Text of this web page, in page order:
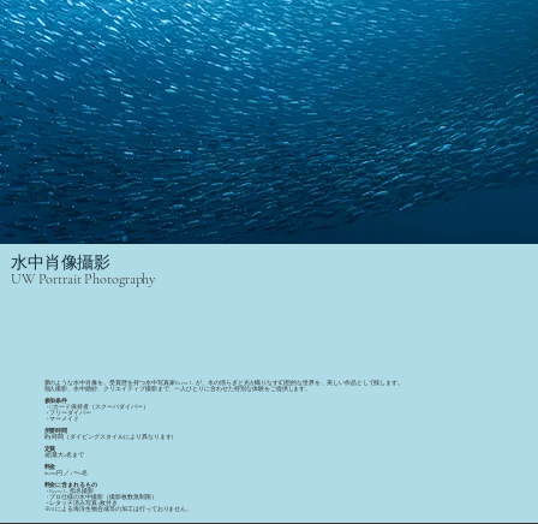
水中肖像攝影
UW Portrait Photography
夢のような水中肖像を。受賞歴を持つ水中写真家 Reeve L. が、水の揺らぎと光が織りなす幻想的な世界を、美しい作品として残します。
個人撮影、水中婚紗、クリエイティブ撮影まで、一人ひとりに合わせた特別な体験をご提供します。
参加条件
・Cカード保持者（スクーバダイバー）
・フリーダイバー
・マーメイド
所要時間
約1時間（ダイビングスタイルにより異なります）
定員
1組最大2名まで
料金
60,000円 ／ 1〜2名
料金に含まれるもの
・Reeve L. 指名撮影
・プロ仕様の水中撮影（撮影枚数無制限）
・レタッチ済み写真3枚付き
※AIによる海洋生物合成等の加工は行っておりません。